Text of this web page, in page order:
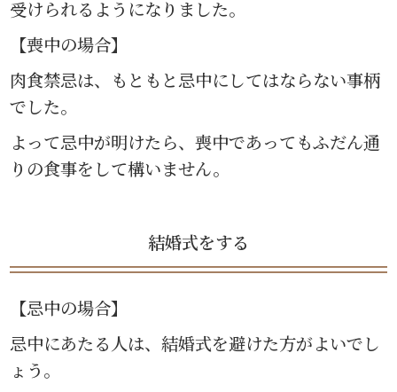
受けられるようになりました。
【喪中の場合】
肉食禁忌は、もともと忌中にしてはならない事柄
でした。
よって忌中が明けたら、喪中であってもふだん通
りの食事をして構いません。
結婚式をする
【忌中の場合】
忌中にあたる人は、結婚式を避けた方がよいでし
ょう。